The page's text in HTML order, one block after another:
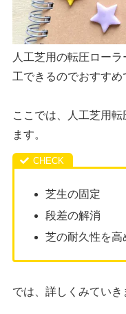
人工芝用の転圧ロー
工できるのでおすすめ
ここでは、人工芝用
ます。
芝生の固定
段差の解消
芝の耐久性を高
では、詳しくみていき